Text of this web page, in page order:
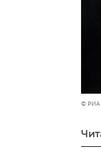
© РИА